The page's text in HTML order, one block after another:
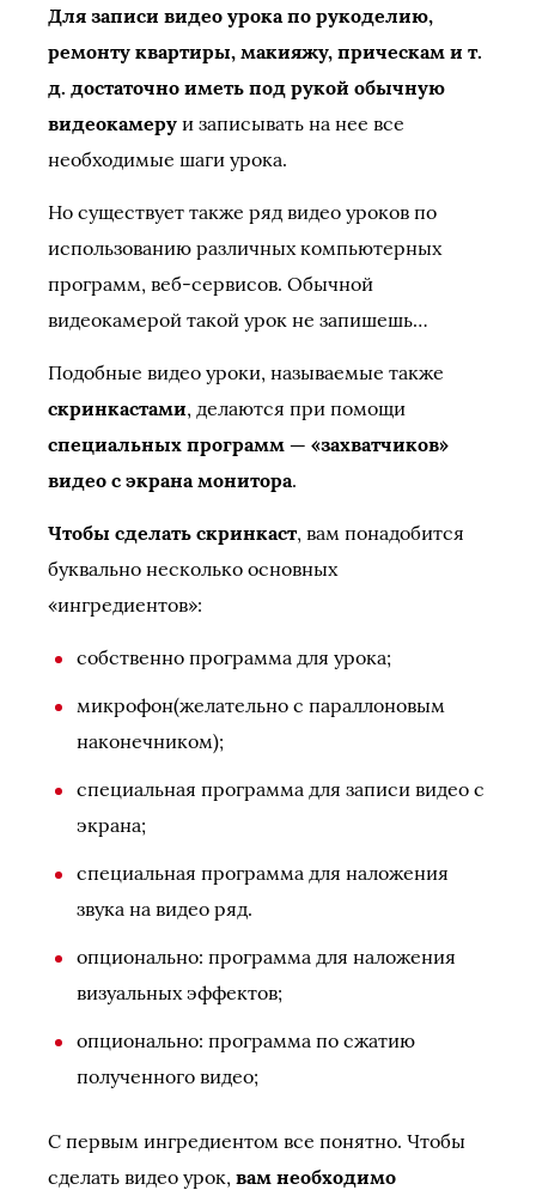
Для записи видео урока по рукоделию,
ремонту квартиры, макияжу, прическам и т.
д. достаточно иметь под рукой обычную
видеокамеру и записывать на нее все
необходимые шаги урока.
Но существует также ряд видео уроков по
использованию различных компьютерных
программ, веб-сервисов. Обычной
видеокамерой такой урок не запишешь…
Подобные видео уроки, называемые также
скринкастами, делаются при помощи
специальных программ — «захватчиков»
видео с экрана монитора.
Чтобы сделать скринкаст, вам понадобится
буквально несколько основных
«ингредиентов»:
собственно программа для урока;
микрофон(желательно с параллоновым
наконечником);
специальная программа для записи видео с
экрана;
специальная программа для наложения
звука на видео ряд.
опционально: программа для наложения
визуальных эффектов;
опционально: программа по сжатию
полученного видео;
С первым ингредиентом все понятно. Чтобы
сделать видео урок, вам необходимо